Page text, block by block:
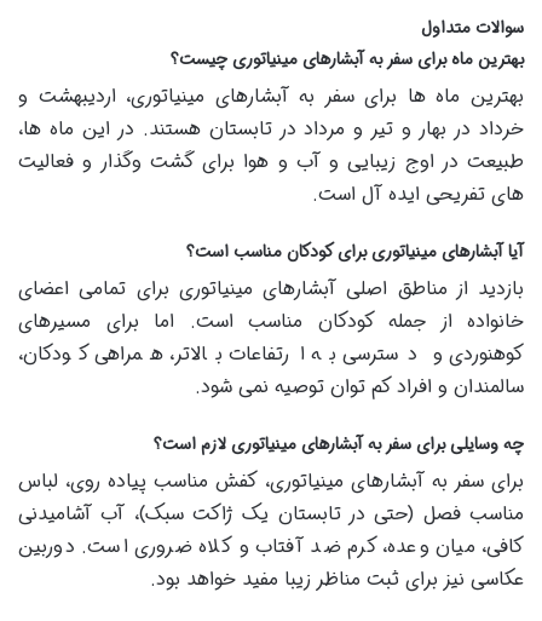
سوالات متداول
بهترین ماه برای سفر به آبشارهای مینیاتوری چیست؟
بهترین ماه ها برای سفر به آبشارهای مینیاتوری، اردیبهشت و
خرداد در بهار و تیر و مرداد در تابستان هستند. در این ماه ها،
طبیعت در اوج زیبایی و آب و هوا برای گشت وگذار و فعالیت
های تفریحی ایده آل است.
آیا آبشارهای مینیاتوری برای کودکان مناسب است؟
بازدید از مناطق اصلی آبشارهای مینیاتوری برای تمامی اعضای
خانواده از جمله کودکان مناسب است. اما برای مسیرهای
کوهنوردی و دسترسی به ارتفاعات بالاتر، همراهی کودکان،
سالمندان و افراد کم توان توصیه نمی شود.
چه وسایلی برای سفر به آبشارهای مینیاتوری لازم است؟
برای سفر به آبشارهای مینیاتوری، کفش مناسب پیاده روی، لباس
مناسب فصل (حتی در تابستان یک ژاکت سبک)، آب آشامیدنی
کافی، میان وعده، کرم ضد آفتاب و کلاه ضروری است. دوربین
عکاسی نیز برای ثبت مناظر زیبا مفید خواهد بود.